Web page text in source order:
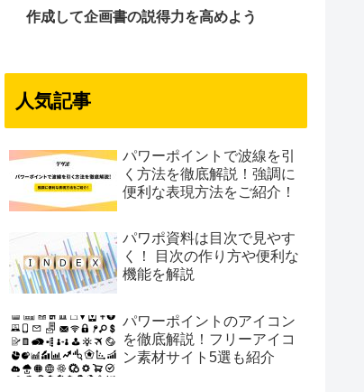
作成して企画書の説得力を高めよう
人気記事
パワーポイントで波線を引
く方法を徹底解説！強調に
便利な表現方法をご紹介！
パワポ資料は目次で見やす
く！ 目次の作り方や便利な
機能を解説
パワーポイントのアイコン
を徹底解説！フリーアイコ
ン素材サイト5選も紹介